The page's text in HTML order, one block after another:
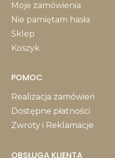
Moje zamówienia
Nie pamiętam hasła
Sklep
Koszyk
POMOC
Realizacja zamówień
Dostępne płatności
Zwroty i Reklamacje
OBSŁUGA KLIENTA